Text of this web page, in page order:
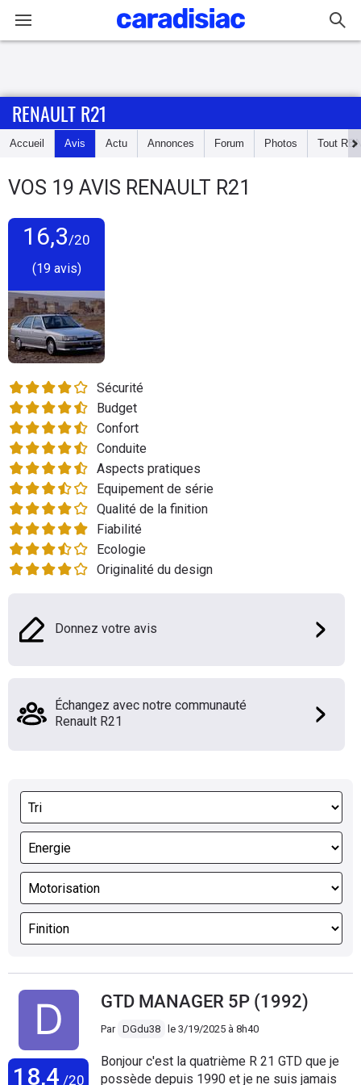
Accueil
Essais
Guide
Electriques
Utilitaires
Flottes
Auto
Services
Forum
Moto
Marques
RENAULT R21
Accueil Avis Actu Annonces Forum Photos Tout
VOS 19 AVIS RENAULT R21
16,3/20
(19 avis)
Sécurité
Budget
Confort
Conduite
Aspects pratiques
Equipement de série
Qualité de la finition
Fiabilité
Ecologie
Originalité du design
Donnez votre avis
Échangez avec notre communauté
Renault R21
18,4 /20
GTD MANAGER 5P (1992)
Par DGdu38 le 3/19/2025 à 8h40
Bonjour c'est la quatrième R 21 GTD que je
possède depuis 1990 et je ne suis jamais